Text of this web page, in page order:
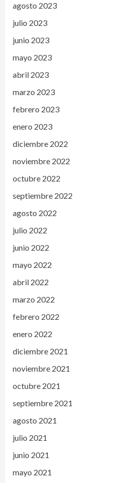
agosto 2023
julio 2023
junio 2023
mayo 2023
abril 2023
marzo 2023
febrero 2023
enero 2023
diciembre 2022
noviembre 2022
octubre 2022
septiembre 2022
agosto 2022
julio 2022
junio 2022
mayo 2022
abril 2022
marzo 2022
febrero 2022
enero 2022
diciembre 2021
noviembre 2021
octubre 2021
septiembre 2021
agosto 2021
julio 2021
junio 2021
mayo 2021